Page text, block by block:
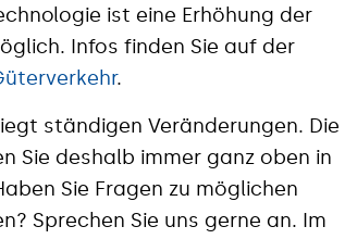
ist eine Erhöhung der
Infos finden Sie auf der
.
ständigen Veränderungen. Die
Sie deshalb immer ganz oben in
Sie Fragen zu möglichen
Sprechen Sie uns gerne an. Im